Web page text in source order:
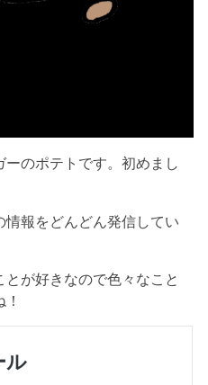
のポテトです。初めまし
情報をどんどん発信してい
が好きなので色々なこと